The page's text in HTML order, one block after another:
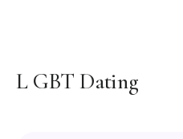
L GBT Dating